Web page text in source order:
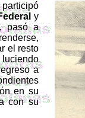
y
pasó a
el resto
luciendo
a
en su
con su